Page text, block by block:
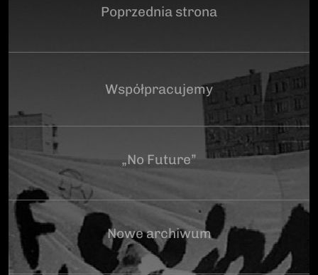
Poprzednia strona
Współpracujemy
„No Future”
Nowe archiwum